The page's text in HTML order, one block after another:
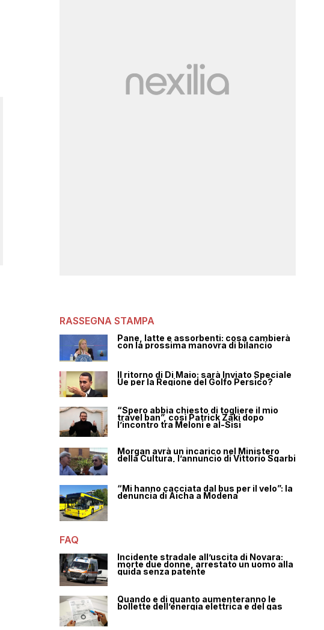
RASSEGNA STAMPA
Pane, latte e assorbenti: cosa cambierà
con la prossima manovra di bilancio
Il ritorno di Di Maio: sarà Inviato Speciale
Ue per la Regione del Golfo Persico?
“Spero abbia chiesto di togliere il mio
travel ban”, così Patrick Zaki dopo
l’incontro tra Meloni e al-Sisi
Morgan avrà un incarico nel Ministero
della Cultura, l’annuncio di Vittorio Sgarbi
“Mi hanno cacciata dal bus per il velo”: la
denuncia di Aicha a Modena
FAQ
Incidente stradale all’uscita di Novara:
morte due donne, arrestato un uomo alla
guida senza patente
Quando e di quanto aumenteranno le
bollette dell’energia elettrica e del gas